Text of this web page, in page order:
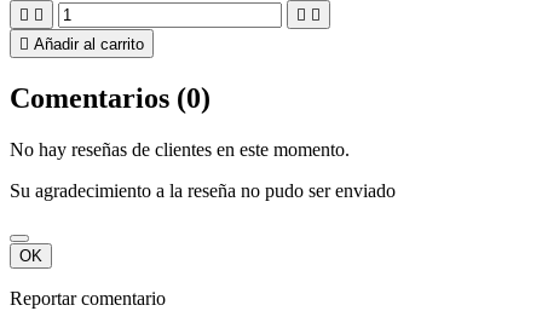
   
 Añadir al carrito
Comentarios (0)
No hay reseñas de clientes en este momento.
Su agradecimiento a la reseña no pudo ser enviado
OK
Reportar comentario